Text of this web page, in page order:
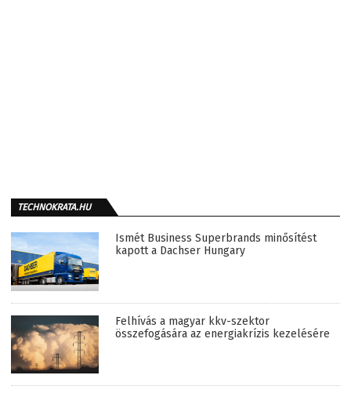
TECHNOKRATA.HU
Ismét Business Superbrands minősítést
kapott a Dachser Hungary
Felhívás a magyar kkv-szektor
összefogására az energiakrízis kezelésére